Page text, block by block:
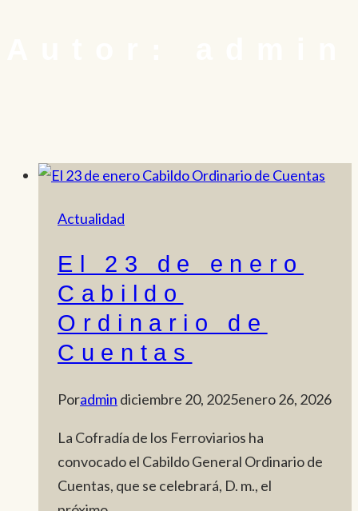
Actualidad
El 23 de enero
Cabildo
Ordinario de
Cuentas
Poradmin diciembre 20, 2025enero 26, 2026
La Cofradía de los Ferroviarios ha
convocado el Cabildo General Ordinario de
Cuentas, que se celebrará, D. m., el